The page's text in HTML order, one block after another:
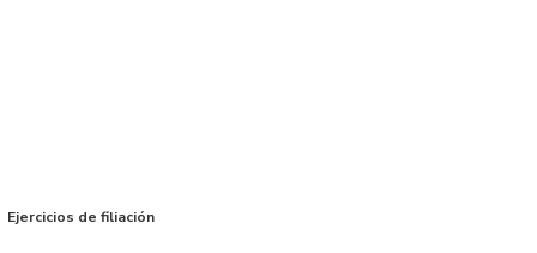
Ejercicios de filiación